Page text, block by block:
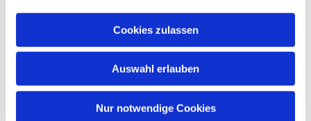
Cookies zulassen
Auswahl erlauben
Nur notwendige Cookies
Kirchengemeinde Pfarrei
Hl. Theresa von Avila Berlin
Nordost
Leitender Pfarrer - Norbert
Pomplun
Telefon
+49 30
924 64 28
30 924 54
18
Datensch
Datensch
Social